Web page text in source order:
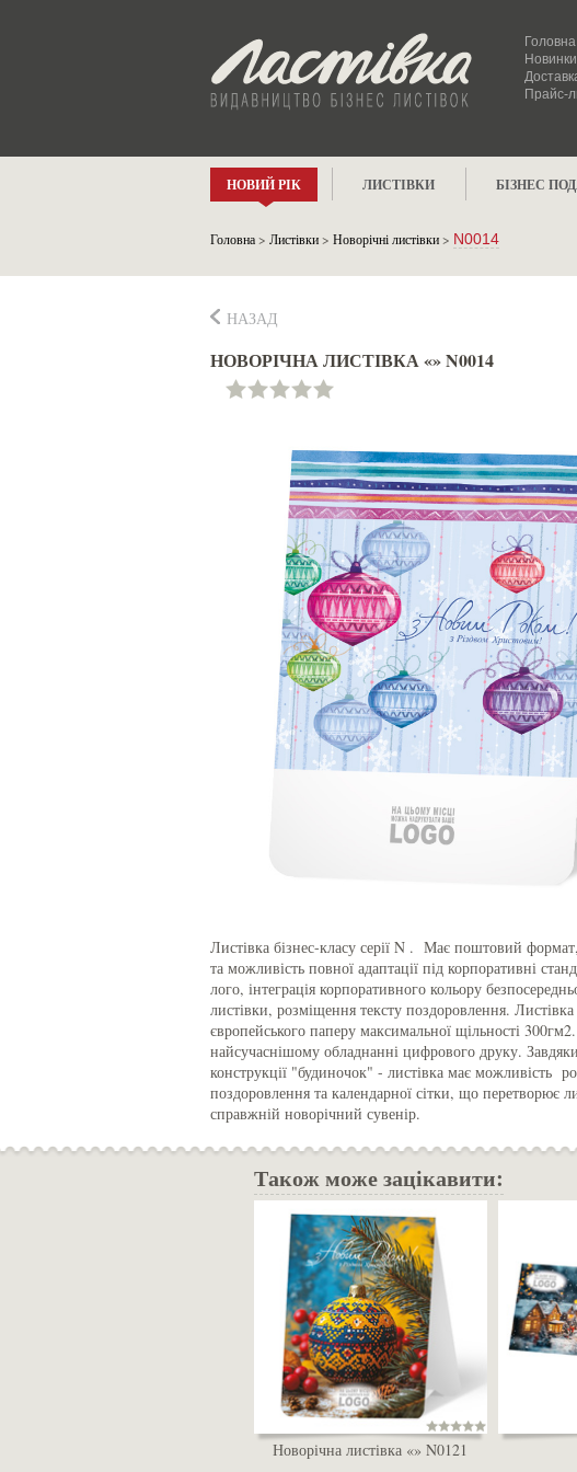
Головна
Новинки
Прайс-
НОВИЙ РІК ЛИСТІВКИ БІЗНЕС
Головна> Листівки> Новорічні листівки> N0014
НАЗАД
НОВОРІЧНА ЛИСТІВКА «» N0014
Листівка бізнес-класу серії N . Має поштовий
та можливість повної адаптації під корпоративні
лого, інтеграція корпоративного кольору
листівки, розміщення тексту поздоровлення.
європейського паперу максимальної щільності
найсучаснішому обладнанні цифрового друку.
конструкції "будиночок" - листівка має можливість
поздоровлення та календарної сітки, що перетворює
справжній новорічний сувенір.
Також може зацікавити:
Новорічна листівка «» N0121